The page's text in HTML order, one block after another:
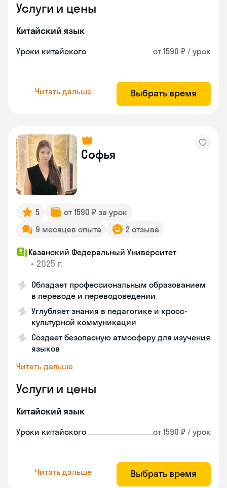
Услуги и цены
Китайский язык
Уроки китайского от 1590 ₽ / урок
Читать дальше Выбрать время
Софья
5
от 1590 ₽ за урок
9 месяцев опыта
2 отзыва
Казанский Федеральный Университет
• 2025 г.
Обладает профессиональным образованием
в переводе и переводоведении
Углубляет знания в педагогике и кросс-
культурной коммуникации
Создает безопасную атмосферу для изучения
языков
Читать дальше
Услуги и цены
Китайский язык
Уроки китайского от 1590 ₽ / урок
Читать дальше Выбрать время